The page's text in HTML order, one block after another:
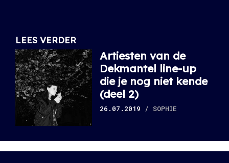
LEES VERDER
Artiesten van de
Dekmantel line-up
die je nog niet kende
(deel 2)
26.07.2019 / SOPHIE